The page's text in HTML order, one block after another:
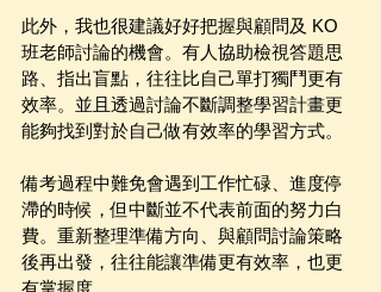
此外，我也很建議好好把握與顧問及 KO
班老師討論的機會。有人協助檢視答題思
路、指出盲點，往往比自己單打獨鬥更有
效率。並且透過討論不斷調整學習計畫更
能夠找到對於自己做有效率的學習方式。
備考過程中難免會遇到工作忙碌、進度停
滯的時候，但中斷並不代表前面的努力白
費。重新整理準備方向、與顧問討論策略
後再出發，往往能讓準備更有效率，也更
有掌握度。